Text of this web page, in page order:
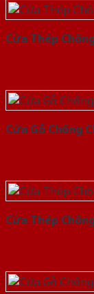
Cửa Thép
Cửa Gỗ Chống
Cửa Thép